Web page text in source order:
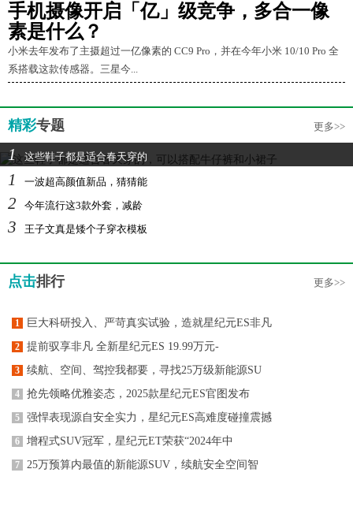
手机摄像开启「亿」级竞争，多合一像
素是什么？
小米去年发布了主摄超过一亿像素的 CC9 Pro，并在今年小米 10/10 Pro 全
系搭载这款传感器。三星今...
精彩专题 更多>>
1 这些鞋子都是适合春天穿的
1 一波超高颜值新品，猜猜能
2 今年流行这3款外套，减龄
3 王子文真是矮个子穿衣模板
点击排行 更多>>
1 巨大科研投入、严苛真实试验，造就星纪元ES非凡
2 提前驭享非凡 全新星纪元ES 19.99万元-
3 续航、空间、驾控我都要，寻找25万级新能源SU
4 抢先领略优雅姿态，2025款星纪元ES官图发布
5 强悍表现源自安全实力，星纪元ES高难度碰撞震撼
6 增程式SUV冠军，星纪元ET荣获“2024年中
7 25万预算内最值的新能源SUV，续航安全空间智